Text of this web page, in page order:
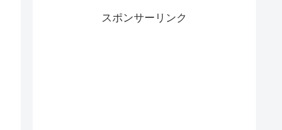
スポンサーリンク